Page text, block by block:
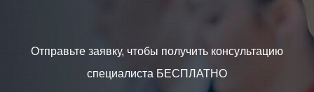
Отправьте заявку, чтобы получить консультацию
специалиста БЕСПЛАТНО